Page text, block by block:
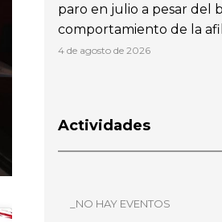
paro en julio a pesar del
comportamiento de la
4 de agosto de 2026
Actividades
_NO HAY EVENTOS